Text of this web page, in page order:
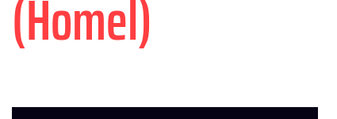
(Homel)